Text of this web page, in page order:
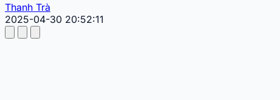
Thanh Trà
2025-04-30 20:52:11